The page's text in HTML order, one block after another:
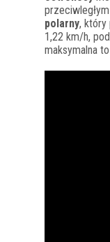
polarny, który
1,22 km/h,
maksymalna